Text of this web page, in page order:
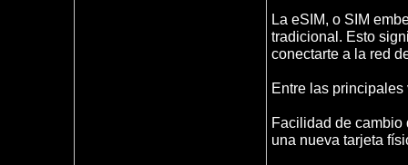
La eSIM, o SIM
tradicional. Esto
conectarte a la red
Entre las
Facilidad de cambio
una nueva tarjeta